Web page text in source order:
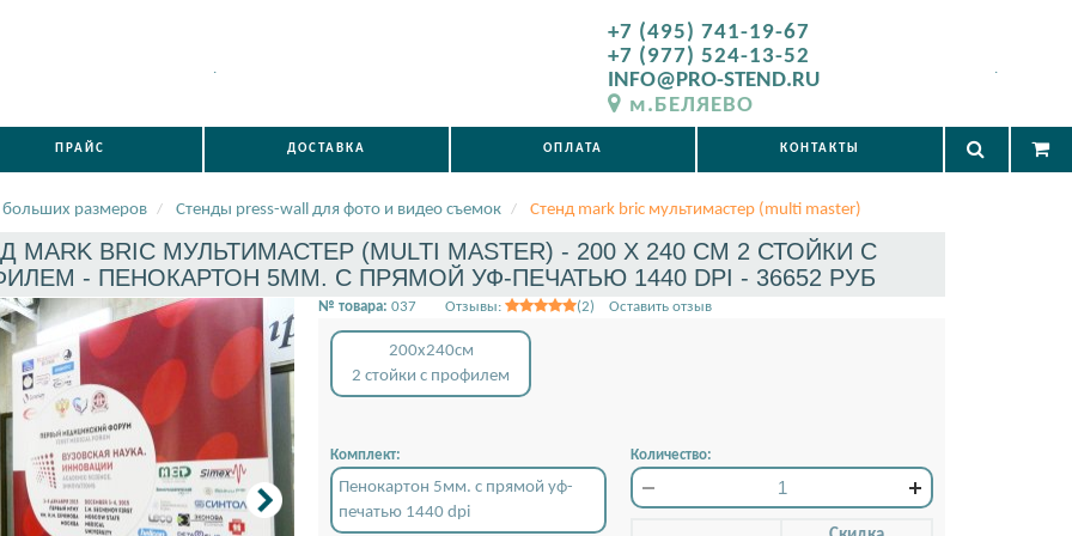
.
+7 (495) 741-19-67
+7 (977) 524-13-52
INFO@PRO-STEND.RU
м.БЕЛЯЕВО
.
ПРАЙС ДОСТАВКА ОПЛАТА КОНТАКТЫ
размеров Стенды press-wall для фото и видео съемок Стенд mark bric мультимастер (multi master)
MARK BRIC МУЛЬТИМАСТЕР (MULTI MASTER) - 200 X 240 СМ 2 СТОЙКИ С
- ПЕНОКАРТОН 5ММ. С ПРЯМОЙ УФ-ПЕЧАТЬЮ 1440 DPI - 36652 РУБ
№ товара: 037 Отзывы: (2) Оставить отзыв
200x240см
2 стойки с профилем
Комплект:
Пенокартон 5мм. с прямой уф-
печатью 1440 dpi
Количество: